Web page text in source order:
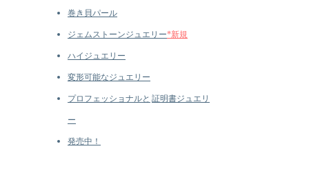
巻き貝パール
ジェムストーンジュエリー*新規
ハイジュエリー
変形可能なジュエリー
プロフェッショナルと 証明書ジュエリ
ー
発売中！